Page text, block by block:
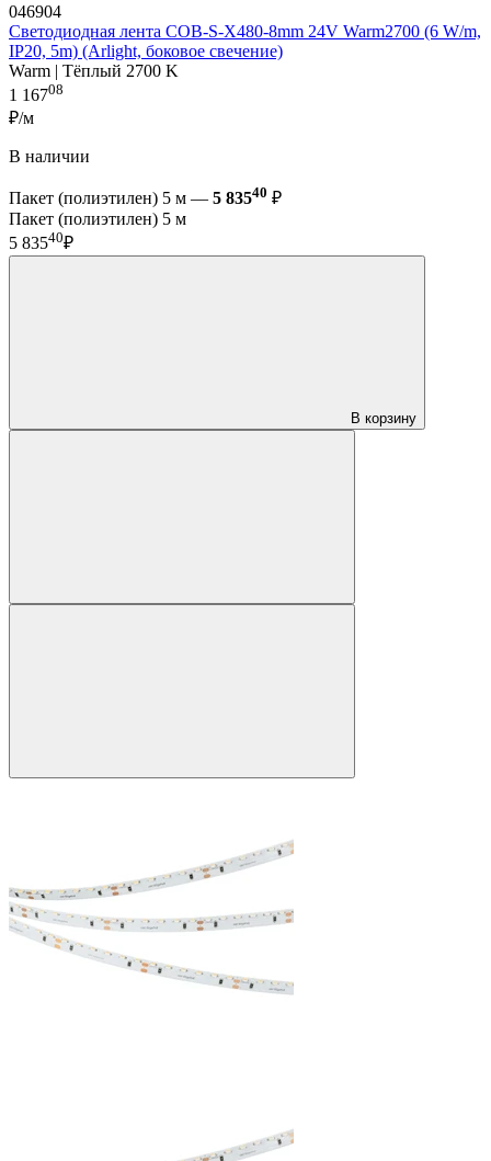
046904
Светодиодная лента COB-S-X480-8mm 24V Warm2700 (6 W/m,
IP20, 5m) (Arlight, боковое свечение)
Warm | Тёплый 2700 K
1 16708
₽/м
В наличии
Пакет (полиэтилен) 5 м — 5 83540 ₽
Пакет (полиэтилен) 5 м
5 83540₽
В корзину